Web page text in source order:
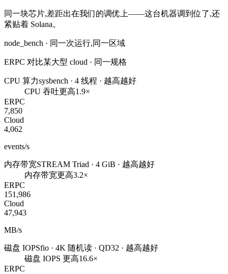
同一块芯片,差距出在我们的调优 上——这台机器调到位了,还
紧贴着 Solana。
node_bench · 同一次运行,同一区域
ERPC 对比某大型 cloud · 同一规格
CPU 算力sysbench · 4 线程 · 越高越好
CPU 吞吐更高1.9×
ERPC
7,850
Cloud
4,062
events/s
内存带宽STREAM Triad · 4 GiB · 越高越好
内存带宽更高3.2×
ERPC
151,986
Cloud
47,943
MB/s
磁盘 IOPSfio · 4K 随机读 · QD32 · 越高越好
磁盘 IOPS 更高16.6×
ERPC